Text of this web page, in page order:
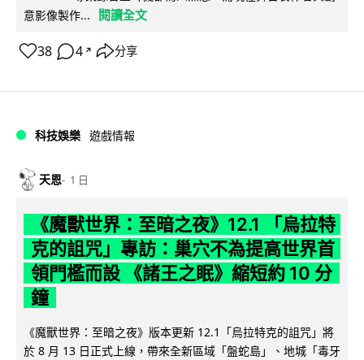
意影像製作...
閱讀全文
38 4 ↗ 分享
科技娛樂 遊戲情報
天恩 1 日
《魔獸世界：至暗之夜》12.1 「烏拉特
克的詛咒」專訪：巢穴不為提高世界首
領門檻而設 《諸王之眠》縮短約 10 分
鐘
《魔獸世界：至暗之夜》版本更新 12.1「烏拉特克的詛咒」將
於 8 月 13 日正式上線，帶來全新區域「盤蛇島」、地城「毒牙